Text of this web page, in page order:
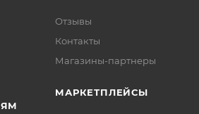
Отзывы
Контакты
Магазины-партнеры
МАРКЕТПЛЕЙСЫ